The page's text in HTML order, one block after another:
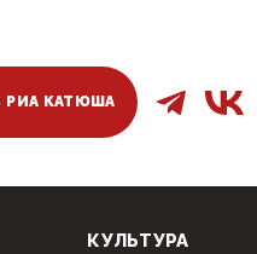
РИА КАТЮША
КУЛЬТУРА